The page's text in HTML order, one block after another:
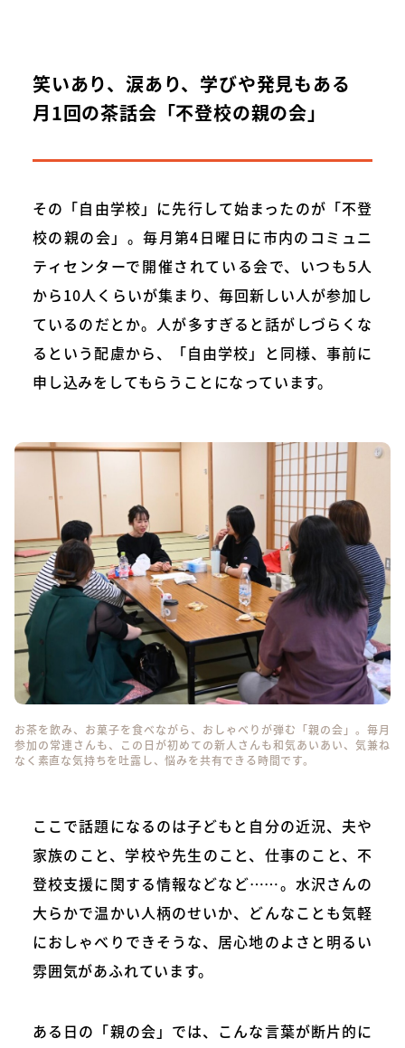
笑いあり、涙あり、学びや発見もある
月1回の茶話会「不登校の親の会」
その「自由学校」に先行して始まったのが「不登
校の親の会」。毎月第4日曜日に市内のコミュニ
ティセンターで開催されている会で、いつも5人
から10人くらいが集まり、毎回新しい人が参加し
ているのだとか。人が多すぎると話がしづらくな
るという配慮から、「自由学校」と同様、事前に
申し込みをしてもらうことになっています。
お茶を飲み、お菓子を食べながら、おしゃべりが弾む「親の会」。毎月
参加の常連さんも、この日が初めての新人さんも和気あいあい、気兼ね
なく素直な気持ちを吐露し、悩みを共有できる時間です。
ここで話題になるのは子どもと自分の近況、夫や
家族のこと、学校や先生のこと、仕事のこと、不
登校支援に関する情報などなど……。水沢さんの
大らかで温かい人柄のせいか、どんなことも気軽
におしゃべりできそうな、居心地のよさと明るい
雰囲気があふれています。
ある日の「親の会」では、こんな言葉が断片的に